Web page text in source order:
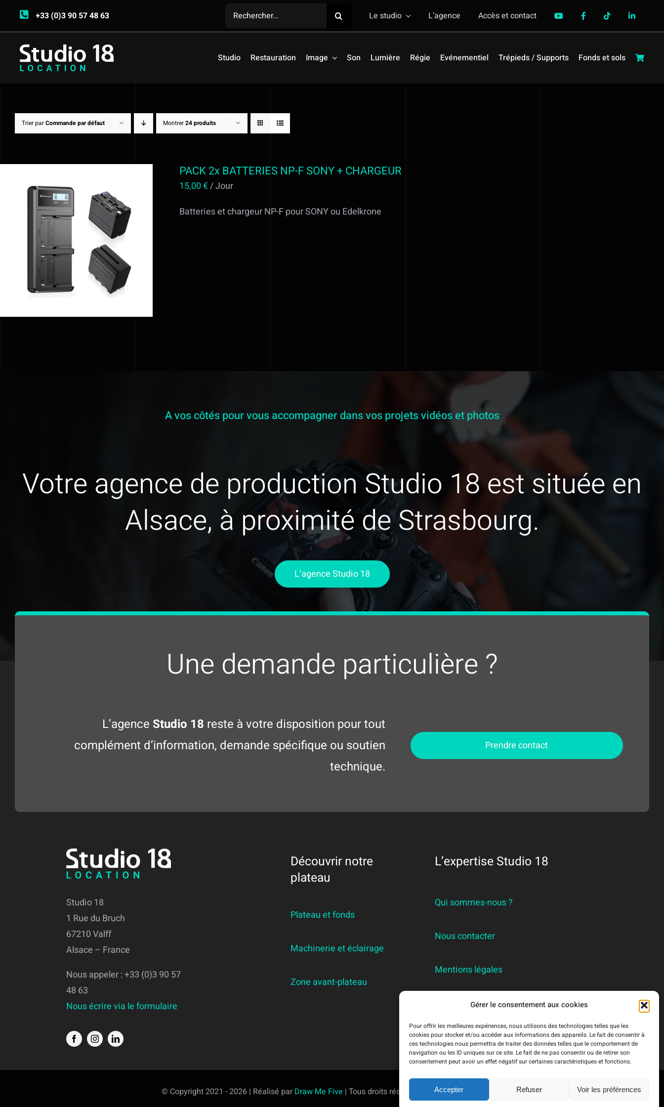
Gérer le consentement aux cookies
Pour offrir les meilleures expériences, nous utilisons des technologies telles que les
cookies pour stocker et/ou accéder aux informations des appareils. Le fait de consentir à
ces technologies nous permettra de traiter des données telles que le comportement de
navigation ou les ID uniques sur ce site. Le fait de ne pas consentir ou de retirer son
consentement peut avoir un effet négatif sur certaines caractéristiques et fonctions.
Accepter Refuser Voir les préférences
Passer
+33 (0)3 90 57 48 63 Le studio L’agence Accès et contact
Studio Restauration Image Son Lumière Régie Evénementiel Trépieds / Supports Fonds et sols
Trier parCommande par défaut Montrer24 produits
AJOUTER AU PANIER DÉTAILS
PACK 2x BATTERIES NP-F SONY + CHARGEUR
15,00€/ Jour
Batteries et chargeur NP-F pour SONY ou Edelkrone
A vos côtés pour vous accompagner dans vos projets vidéos et photos
Votre agence de production Studio 18 est située en
Alsace, à proximité de Strasbourg.
L’agence Studio 18
Une demande particulière ?
L’agence Studio 18 reste à votre disposition pour tout
complément d’information, demande spécifique ou soutien
technique.
Prendre contact
Studio 18
1 Rue du Bruch
67210 Valff
Alsace – France
Nous appeler : +33 (0)3 90 57
48 63
Nous écrire via le formulaire
Découvrir notre
plateau
Plateau et fonds
Machinerie et éclairage
Zone avant-plateau
L’expertise Studio 18
Qui sommes-nous ?
Nous contacter
Mentions légales
© Copyright 2021 - 2026 | Réalisé parDraw Me Five | Tous droits réservés Studio 18|Plan du site